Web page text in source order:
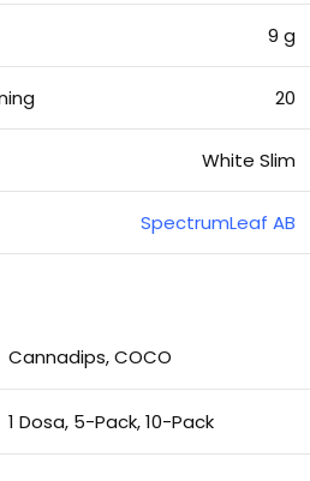
9 g
20
White Slim
SpectrumLeaf AB
Cannadips,COCO
1 Dosa, 5-Pack,10-Pack